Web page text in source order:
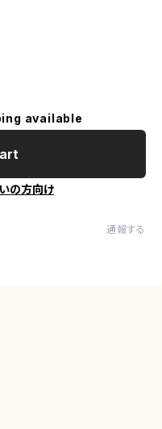
available
の方向け
通報する